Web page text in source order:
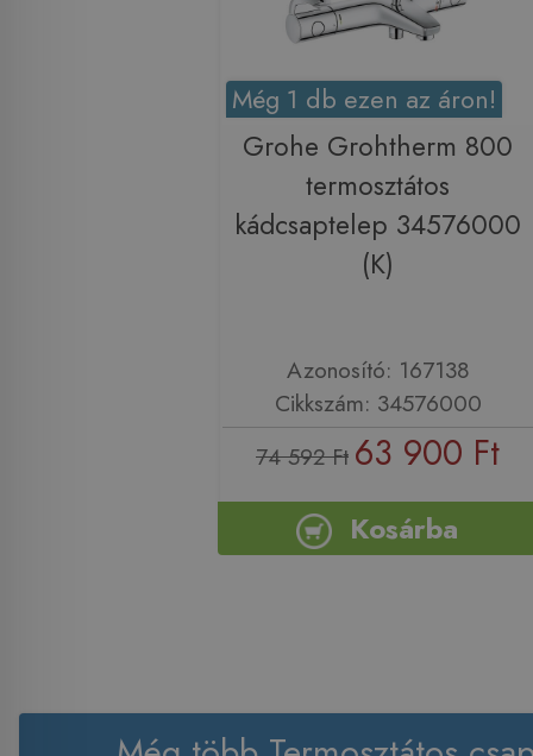
Még 1 db ezen az áron!
Grohe Grohtherm 800
termosztátos
kádcsaptelep 34576000
(K)
Azonosító: 167138
Cikkszám: 34576000
74 592 Ft 63 900 Ft
Kosárba